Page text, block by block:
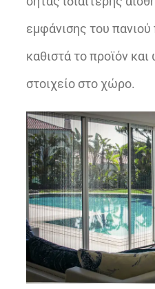
εμφάνισης του πανιού
καθιστά το προϊόν
στοιχείο στο χώρο.